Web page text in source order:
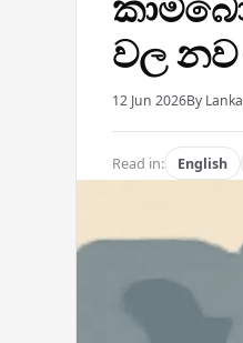
වල නව
12 Jun 2026By
Read in: English